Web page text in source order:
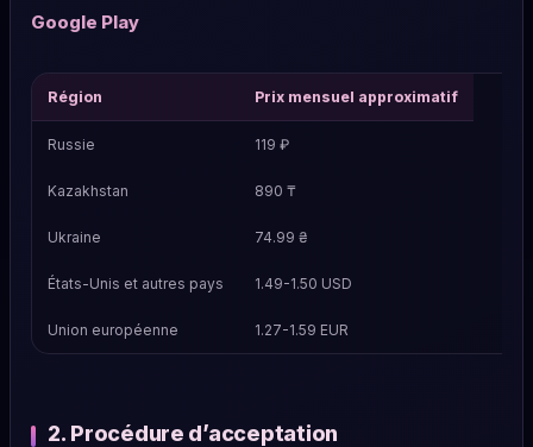
Google Play
Région Prix mensuel approximatif
Russie 119 ₽
Kazakhstan 890 ₸
Ukraine 74.99 ₴
États-Unis et autres pays 1.49-1.50 USD
Union européenne 1.27-1.59 EUR
2. Procédure d’acceptation